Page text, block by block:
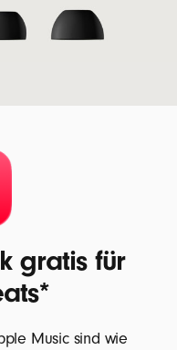
gratis für
Music sind wie